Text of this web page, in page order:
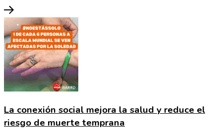
La conexión social mejora la salud y reduce el
riesgo de muerte temprana